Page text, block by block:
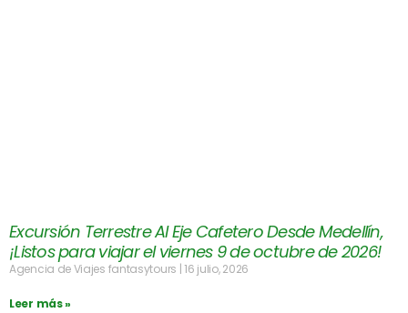
Excursión Terrestre Al Eje Cafetero Desde Medellín,
¡Listos para viajar el viernes 9 de octubre de 2026!
Agencia de Viajes fantasytours 16 julio, 2026
Leer más »